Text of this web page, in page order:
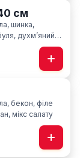
см
шинка,
духмʼяний
бекон, філе
мікс салату